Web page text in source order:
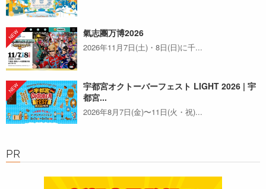
氣志團万博2026
2026年11月7日(土)・8日(日)に千...
宇都宮オクトーバーフェスト LIGHT 2026 | 宇
都宮...
2026年8月7日(金)〜11日(火・祝)...
PR